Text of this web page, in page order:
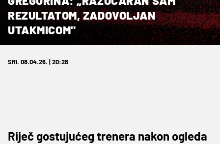
REZULTATOM, ZADOVOLJAN
UTAKMICOM"
SRI. 08.04.26. | 20:26
Riječ gostujućeg trenera nakon ogleda